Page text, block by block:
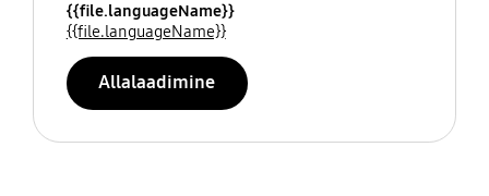
{{file.languageName}}
{{file.languageName}}
Allalaadimine